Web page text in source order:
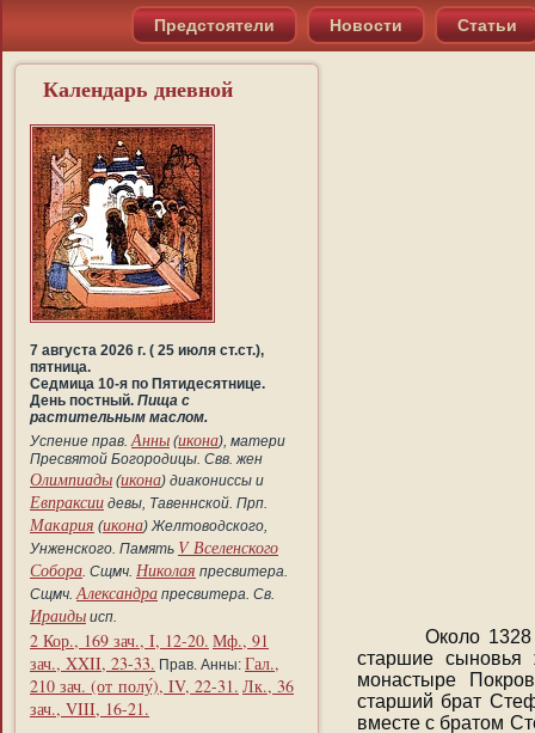
Предстоятели Новости Статьи
Календарь дневной
7 августа 2026 г. ( 25 июля ст.ст.),
пятница.
Седмица 10-я по Пятидесятнице.
День постный. Пища с
растительным маслом.
Успение прав.Анны (икона), матери
Пресвятой Богородицы. Свв. жен
Олимпиады (икона) диакониссы и
Евпраксии девы, Тавеннской. Прп.
Макария (икона) Желтоводского,
Унженского. Память V Вселенского
Собора. Сщмч. Николая пресвитера.
Сщмч.Александра пресвитера. Св.
Ираиды исп.
2 Кор., 169 зач., I, 12-20. Мф., 91
зач., XXII, 23-33. Прав. Анны: Гал.,
210 зач. (от полу́), IV, 22-31. Лк., 36
зач., VIII, 16-21.
Около 1328
старшие сыновья
монастыре
старший брат
вместе с братом